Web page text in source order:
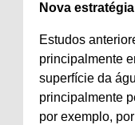
Nova
Estudos
principalmente
superfície da
principalmente
por exemplo,